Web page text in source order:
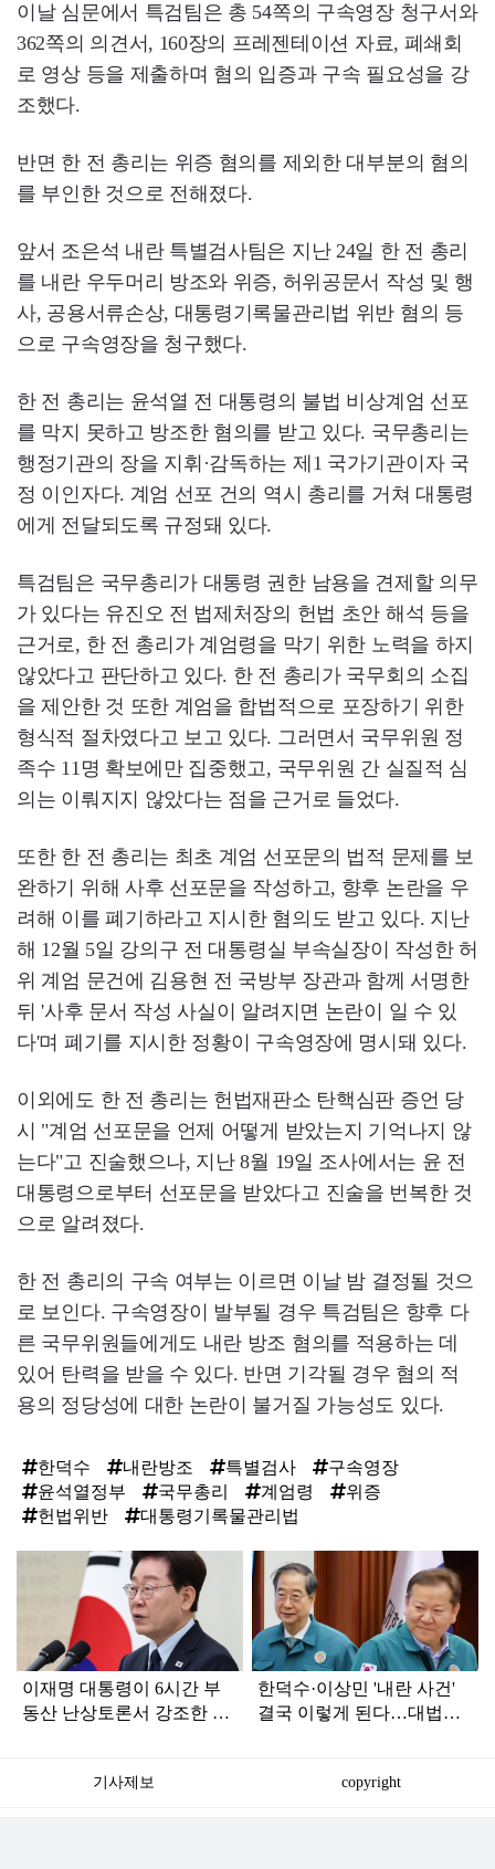
이날 심문에서 특검팀은 총 54쪽의 구속영장 청구서와
362쪽의 의견서, 160장의 프레젠테이션 자료, 폐쇄회
로 영상 등을 제출하며 혐의 입증과 구속 필요성을 강
조했다.
반면 한 전 총리는 위증 혐의를 제외한 대부분의 혐의
를 부인한 것으로 전해졌다.
앞서 조은석 내란 특별검사팀은 지난 24일 한 전 총리
를 내란 우두머리 방조와 위증, 허위공문서 작성 및 행
사, 공용서류손상, 대통령기록물관리법 위반 혐의 등
으로 구속영장을 청구했다.
한 전 총리는 윤석열 전 대통령의 불법 비상계엄 선포
를 막지 못하고 방조한 혐의를 받고 있다. 국무총리는
행정기관의 장을 지휘·감독하는 제1 국가기관이자 국
정 이인자다. 계엄 선포 건의 역시 총리를 거쳐 대통령
에게 전달되도록 규정돼 있다.
특검팀은 국무총리가 대통령 권한 남용을 견제할 의무
가 있다는 유진오 전 법제처장의 헌법 초안 해석 등을
근거로, 한 전 총리가 계엄령을 막기 위한 노력을 하지
않았다고 판단하고 있다. 한 전 총리가 국무회의 소집
을 제안한 것 또한 계엄을 합법적으로 포장하기 위한
형식적 절차였다고 보고 있다. 그러면서 국무위원 정
족수 11명 확보에만 집중했고, 국무위원 간 실질적 심
의는 이뤄지지 않았다는 점을 근거로 들었다.
또한 한 전 총리는 최초 계엄 선포문의 법적 문제를 보
완하기 위해 사후 선포문을 작성하고, 향후 논란을 우
려해 이를 폐기하라고 지시한 혐의도 받고 있다. 지난
해 12월 5일 강의구 전 대통령실 부속실장이 작성한 허
위 계엄 문건에 김용현 전 국방부 장관과 함께 서명한
뒤 '사후 문서 작성 사실이 알려지면 논란이 일 수 있
다'며 폐기를 지시한 정황이 구속영장에 명시돼 있다.
이외에도 한 전 총리는 헌법재판소 탄핵심판 증언 당
시 "계엄 선포문을 언제 어떻게 받았는지 기억나지 않
는다"고 진술했으나, 지난 8월 19일 조사에서는 윤 전
대통령으로부터 선포문을 받았다고 진술을 번복한 것
으로 알려졌다.
한 전 총리의 구속 여부는 이르면 이날 밤 결정될 것으
로 보인다. 구속영장이 발부될 경우 특검팀은 향후 다
른 국무위원들에게도 내란 방조 혐의를 적용하는 데
있어 탄력을 받을 수 있다. 반면 기각될 경우 혐의 적
용의 정당성에 대한 논란이 불거질 가능성도 있다.
한덕수 내란방조 특별검사
구속영장
윤석열정부
국무총리 계엄령
위증
헌법위반
대통령기록물관리법
이재명 대통령이 6시간 부
동산 난상토론서 강조한 내
한덕수·이상민 '내란 사건'
결국 이렇게 된다…대법원
기사제보 copyright